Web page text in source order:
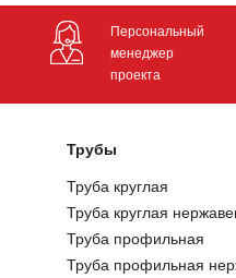
Персональный
менеджер
проекта
Трубы
Труба круглая
Труба круглая
Труба профильная
Труба профильная